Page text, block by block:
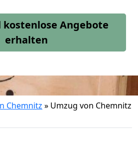
Angebote
erhalten
Chemnitz » Umzug von Chemnitz